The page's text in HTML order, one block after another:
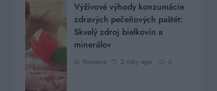
Výživové výhody konzumácie
zdravých pečeňových paštét:
Skvelý zdroj bielkovín a
minerálov
Romana 2 roky ago 0